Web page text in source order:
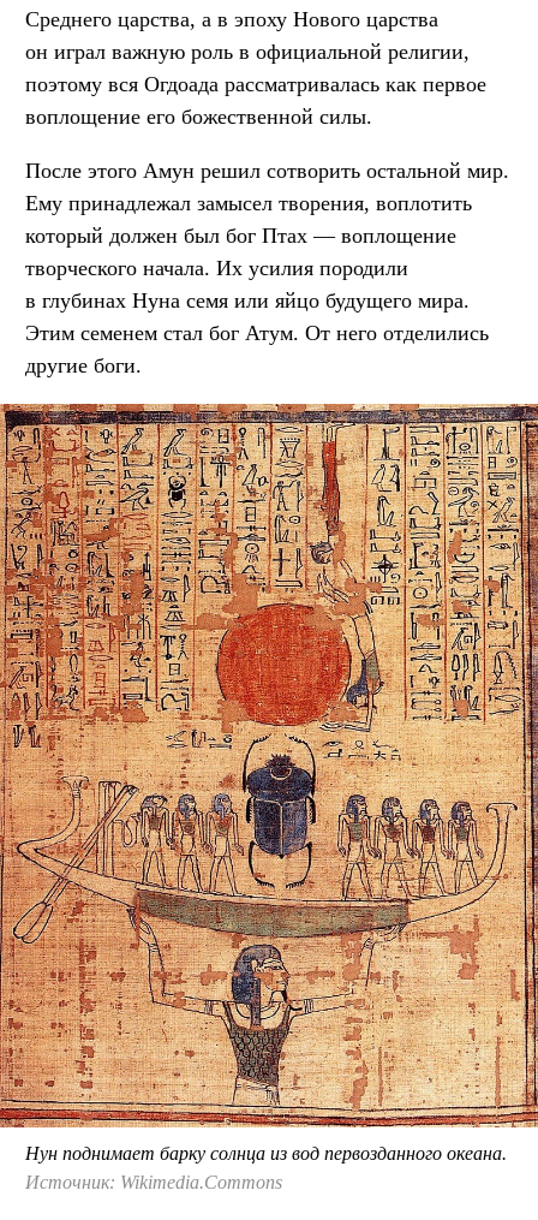
Среднего царства, а в эпоху Нового царства
он играл важную роль в официальной религии,
поэтому вся Огдоада рассматривалась как первое
воплощение его божественной силы.
После этого Амун решил сотворить остальной мир.
Ему принадлежал замысел творения, воплотить
который должен был бог Птах — воплощение
творческого начала. Их усилия породили
в глубинах Нуна семя или яйцо будущего мира.
Этим семенем стал бог Атум. От него отделились
другие боги.
Нун поднимает барку солнца из вод первозданного океана.
Источник: Wikimedia.Commons